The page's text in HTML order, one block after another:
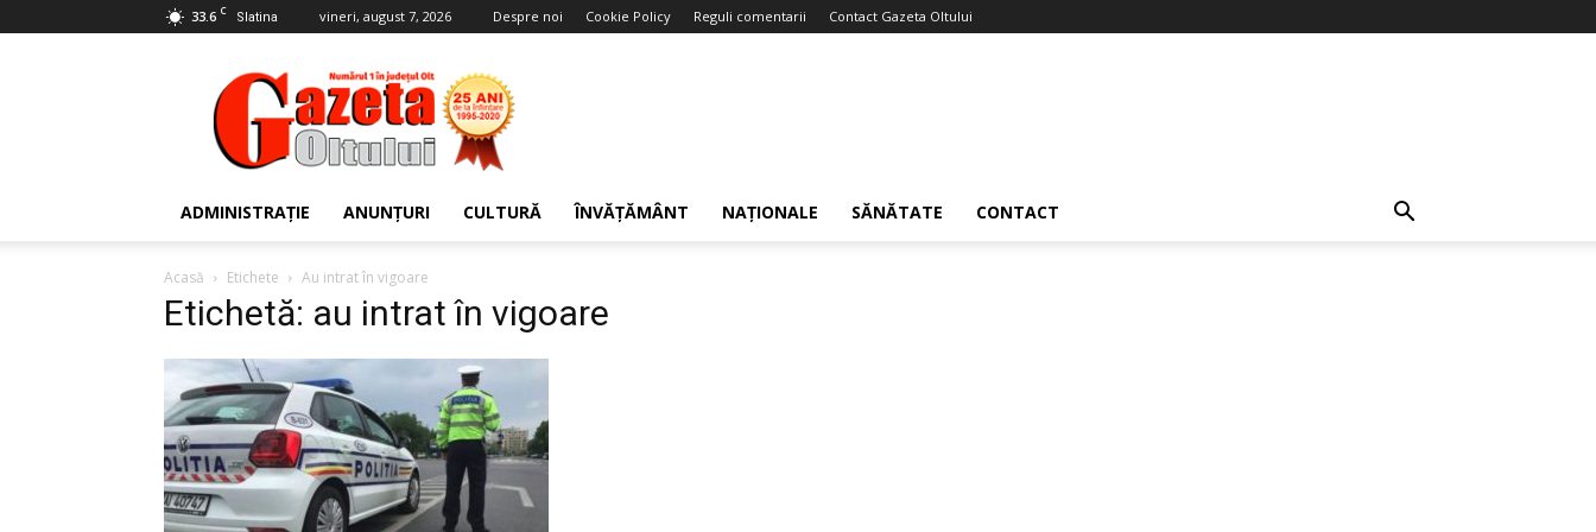
33.6 C Slatina vineri, august 7, 2026 Despre noi Cookie Policy Reguli comentarii Contact Gazeta Oltului
Gazeta
Oltului
ADMINISTRAȚIE ANUNȚURI CULTURĂ ÎNVĂȚĂMÂNT NAȚIONALE SĂNĂTATE CONTACT
Acasă Etichete Au intrat în vigoare
Etichetă: au intrat în vigoare